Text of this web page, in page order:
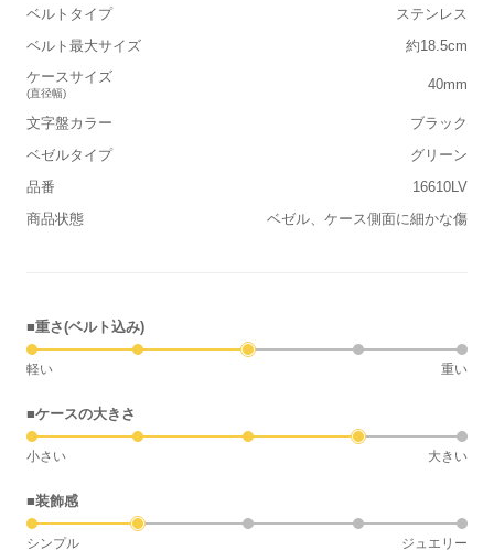
ベルトタイプ
ステンレス
ベルト最大サイズ
約18.5cm
ケースサイズ
(直径幅)
40mm
文字盤カラー
ブラック
ベゼルタイプ
グリーン
品番
16610LV
商品状態
ベゼル、ケース側面に細かな傷
■重さ(ベルト込み)
軽い 重い
■ケースの大きさ
小さい 大きい
■装飾感
シンプル ジュエリー